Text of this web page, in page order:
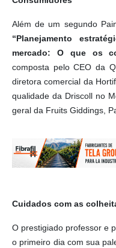
Além de um segundo
“Planejamento
mercado: O que os
composta pelo CEO da
diretora comercial da
qualidade da Driscoll no
geral da Fruits Giddings,
Cuidados com as
O prestigiado professor e
o primeiro dia com sua